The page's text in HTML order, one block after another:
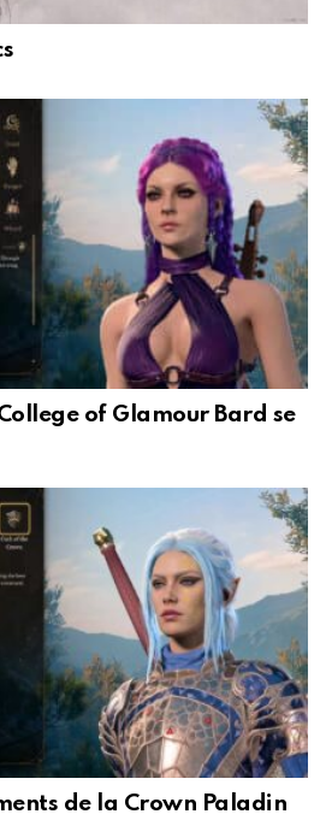
of Glamour Bard se
de la Crown Paladin